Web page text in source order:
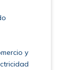
y